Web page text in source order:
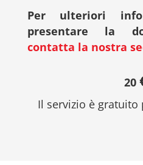
Per ulteriori
presentare la
contatta la nostra
20
Il servizio è gratuito